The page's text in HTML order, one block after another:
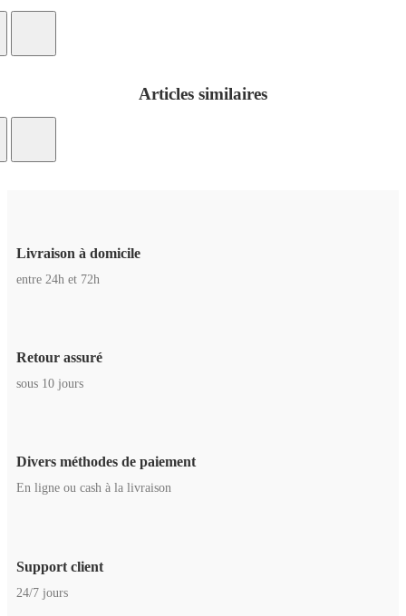
Articles similaires
Livraison à domicile
entre 24h et 72h
Retour assuré
sous 10 jours
Divers méthodes de paiement
En ligne ou cash à la livraison
Support client
24/7 jours